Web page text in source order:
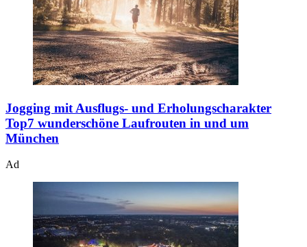
Jogging mit Ausflugs- und Erholungscharakter
Top7 wunderschöne Laufrouten in und um
München
Ad